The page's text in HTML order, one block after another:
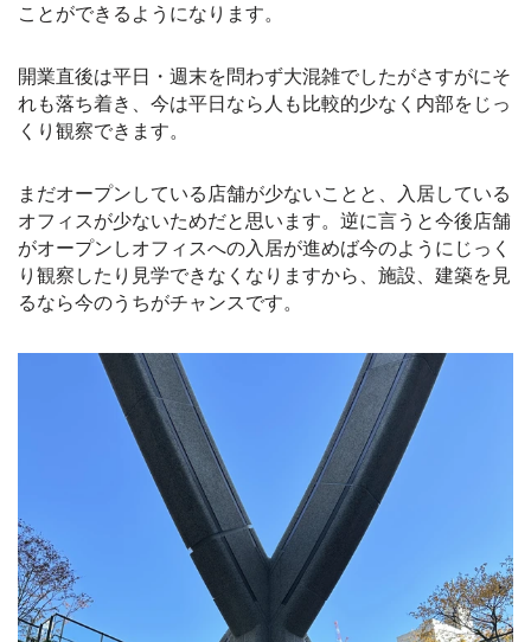
ことができるようになります。
開業直後は平日・週末を問わず大混雑でしたがさすがにそ
れも落ち着き、今は平日なら人も比較的少なく内部をじっ
くり観察できます。
まだオープンしている店舗が少ないことと、入居している
オフィスが少ないためだと思います。逆に言うと今後店舗
がオープンしオフィスへの入居が進めば今のようにじっく
り観察したり見学できなくなりますから、施設、建築を見
るなら今のうちがチャンスです。